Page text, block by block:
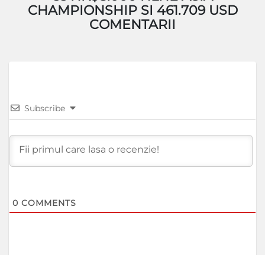
CHAMPIONSHIP SI 461.709 USD
COMENTARII
Subscribe
0 COMMENTS